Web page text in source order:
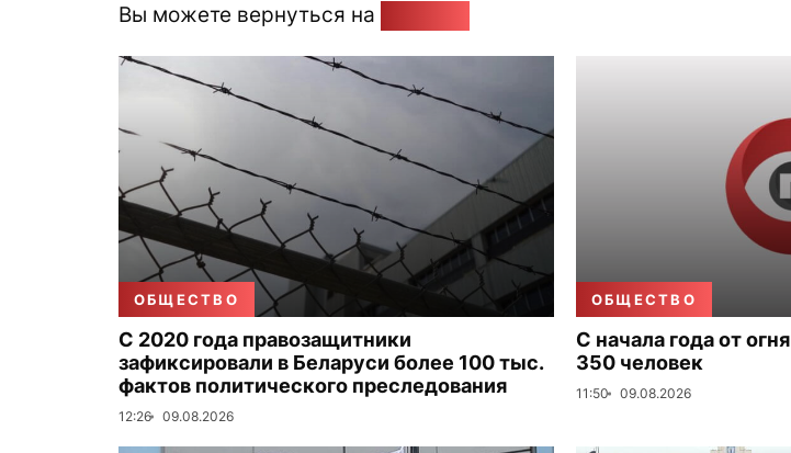
Вы можете вернуться на
ОБЩЕСТВО
С 2020 года правозащитники
зафиксировали в Беларуси более 100 тыс.
фактов политического преследования
12:26 09.08.2026
ОБЩЕСТВО
С начала года от
350 человек
11:50 09.08.2026